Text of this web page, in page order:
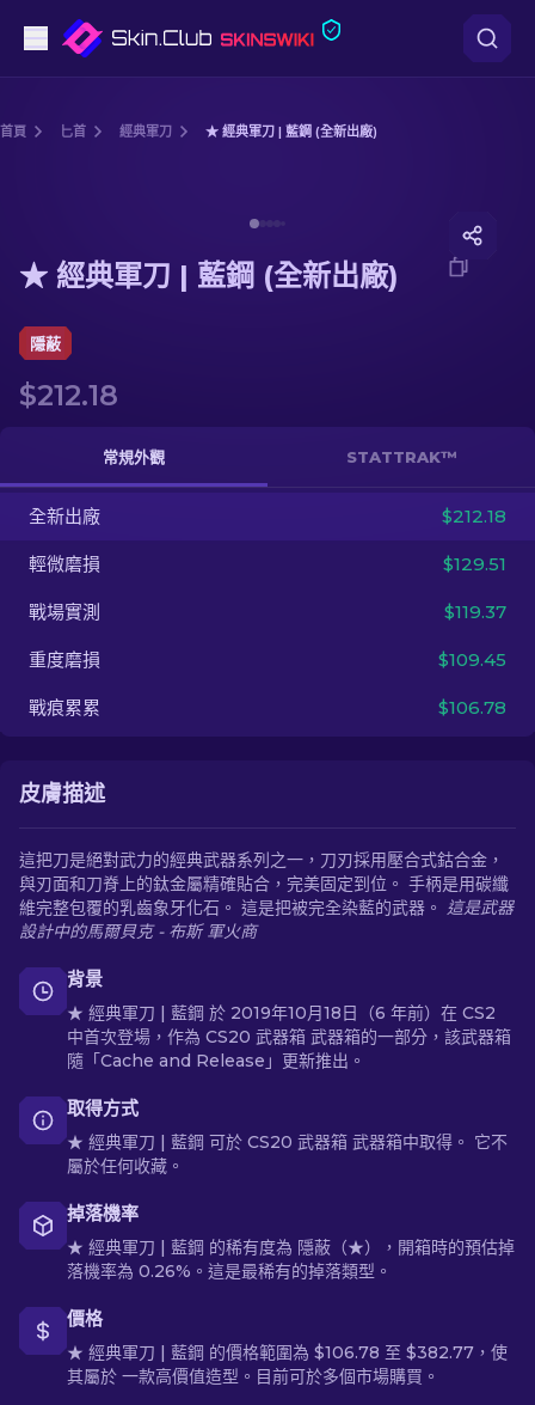
狙擊步槍
手套
武器箱
其他
首頁 匕首 經典軍刀 ★ 經典軍刀 | 藍鋼 (全新出廠)
★ 經典軍刀 | 藍鋼 (全新出廠)
隱蔽
$212.18
常規外觀 STATTRAK™
全新出廠 $212.18
輕微磨損 $129.51
戰場實測 $119.37
重度磨損 $109.45
戰痕累累 $106.78
皮膚描述
這把刀是絕對武力的經典武器系列之一，刀刃採用壓合式鈷合金，
與刃面和刀脊上的鈦金屬精確貼合，完美固定到位。 手柄是用碳纖
維完整包覆的乳齒象牙化石。 這是把被完全染藍的武器。 這是武器
設計中的馬爾貝克 - 布斯 軍火商
背景
★ 經典軍刀 | 藍鋼 於 2019年10月18日（6 年前）在 CS2
中首次登場，作為 CS20 武器箱 武器箱的一部分，該武器箱
隨「Cache and Release」更新推出。
取得方式
★ 經典軍刀 | 藍鋼 可於 CS20 武器箱 武器箱中取得。 它不
屬於任何收藏。
掉落機率
★ 經典軍刀 | 藍鋼 的稀有度為 隱蔽（★），開箱時的預估掉
落機率為 0.26%。這是最稀有的掉落類型。
價格
★ 經典軍刀 | 藍鋼 的價格範圍為 $106.78 至 $382.77，使
其屬於 一款高價值造型。目前可於多個市場購買。